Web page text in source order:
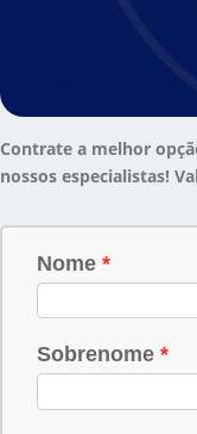
Contrate a melhor
nossos especialistas!